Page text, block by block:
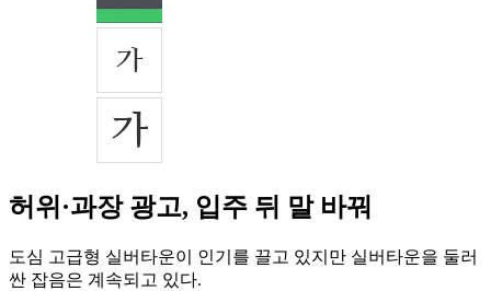
허위·과장 광고, 입주 뒤 말 바꿔
도심 고급형 실버타운이 인기를 끌고 있지만 실버타운을 둘러
싼 잡음은 계속되고 있다.